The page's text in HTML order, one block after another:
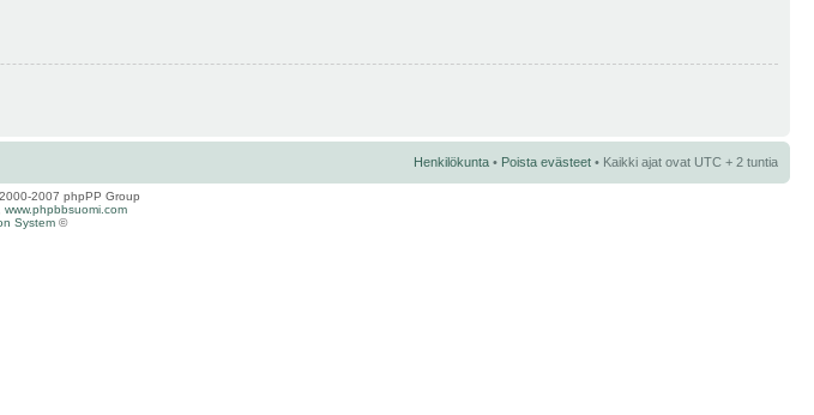
Henkilökunta • Poista evästeet • Kaikki ajat ovat UTC + 2 tuntia
2007 phpPP Group
www.phpbbsuomi.com
System ©